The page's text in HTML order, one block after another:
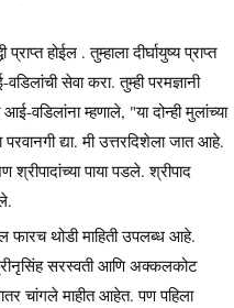
होईल . तुम्हाला दीर्घायुष्य प्राप्त
सेवा करा. तुम्ही परमज्ञानी
वडिलांना म्हणाले, "या दोन्ही मुलांच्या
द्या. मी उत्तरदिशेला जात आहे.
पाया पडले. श्रीपाद
फारच थोडी माहिती उपलब्ध आहे.
सरस्वती आणि अक्कलकोट
चांगले माहीत आहेत. पण पहिला